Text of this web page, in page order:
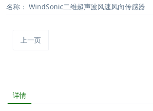
名称： WindSonic二维超声波风速风向传感器
上一页
详情